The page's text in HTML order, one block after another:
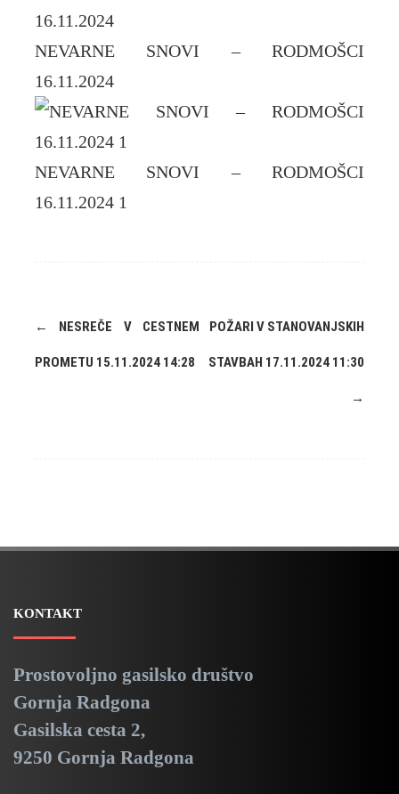
NEVARNE SNOVI – RODMOŠCI
16.11.2024
NEVARNE SNOVI – RODMOŠCI
16.11.2024 1
← NESREČE V CESTNEM
PROMETU 15.11.2024 14:28
POŽARI V STANOVANJSKIH
STAVBAH 17.11.2024 11:30
→
KONTAKT
Prostovoljno gasilsko društvo
Gornja Radgona
Gasilska cesta 2,
9250 Gornja Radgona